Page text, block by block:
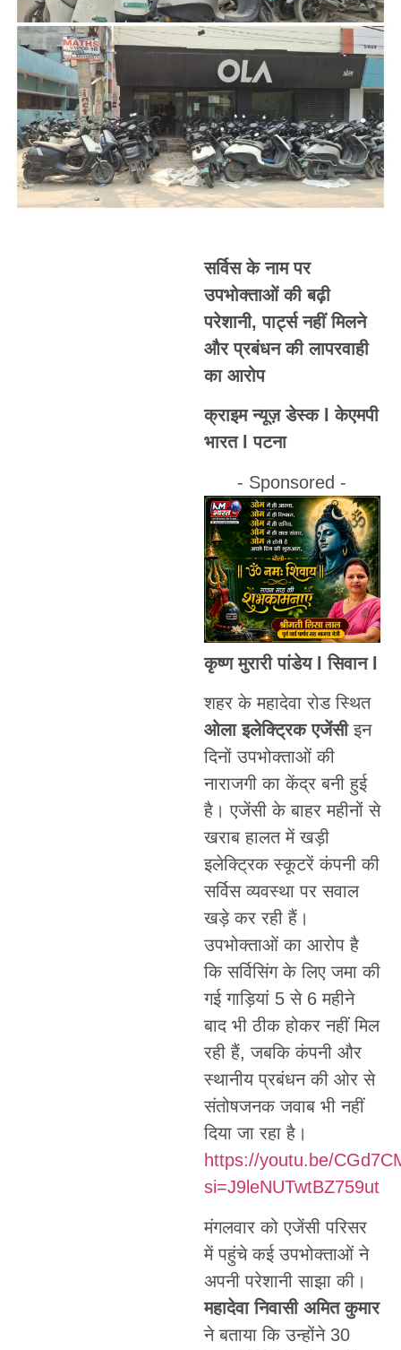
सर्विस के नाम पर
उपभोक्ताओं की बढ़ी
परेशानी, पार्ट्स नहीं मिलने
और प्रबंधन की लापरवाही
का आरोप
क्राइम न्यूज़ डेस्क l केएमपी
भारत l पटना
- Sponsored -
कृष्ण मुरारी पांडेय l सिवान l
शहर के महादेवा रोड स्थित
ओला इलेक्ट्रिक एजेंसीइन
दिनों उपभोक्ताओं की
नाराजगी का केंद्र बनी हुई
है। एजेंसी के बाहर महीनों से
खराब हालत में खड़ी
इलेक्ट्रिक स्कूटरें कंपनी की
सर्विस व्यवस्था पर सवाल
खड़े कर रही हैं।
उपभोक्ताओं का आरोप है
कि सर्विसिंग के लिए जमा की
गई गाड़ियां 5 से 6 महीने
बाद भी ठीक होकर नहीं मिल
रही हैं, जबकि कंपनी और
स्थानीय प्रबंधन की ओर से
संतोषजनक जवाब भी नहीं
दिया जा रहा है।
https://youtu.be/
si=J9leNUTwtBZ759ut
मंगलवार को एजेंसी परिसर
में पहुंचे कई उपभोक्ताओं ने
अपनी परेशानी साझा की।
महादेवा निवासी अमित कुमार
ने बताया कि उन्होंने 30